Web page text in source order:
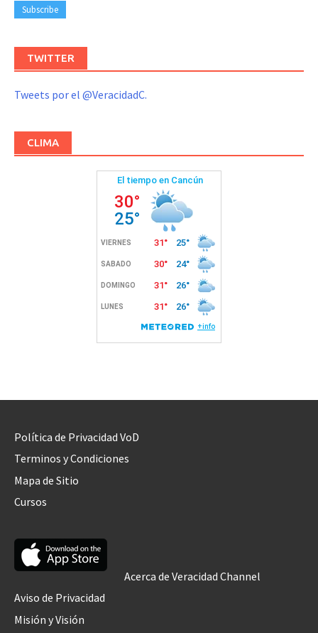
TWITTER
Tweets por el @VeracidadC.
CLIMA
Política de Privacidad VoD
Terminos y Condiciones
Mapa de Sitio
Cursos
Acerca de Veracidad Channel
Aviso de Privacidad
Misión y Visión